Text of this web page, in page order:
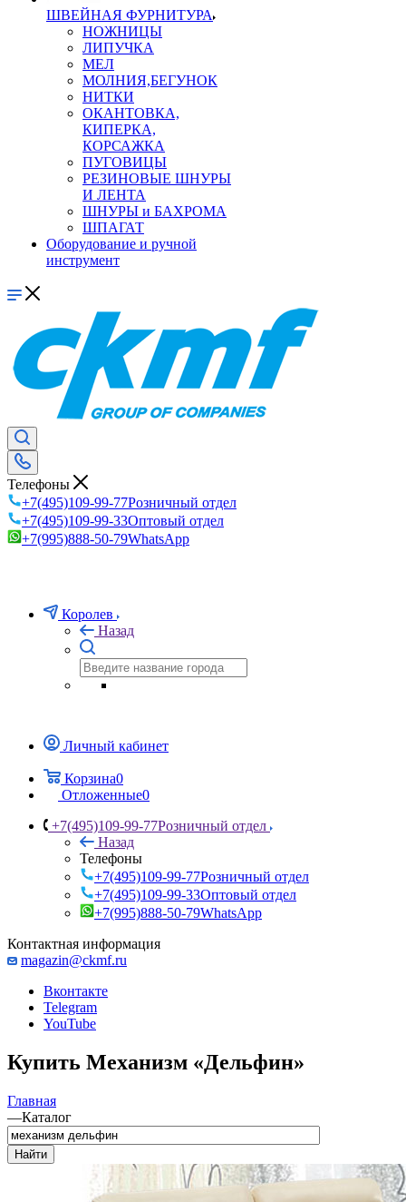
ШВЕЙНАЯ ФУРНИТУРА
НОЖНИЦЫ
ЛИПУЧКА
МЕЛ
МОЛНИЯ,БЕГУНОК
НИТКИ
ОКАНТОВКА,
КИПЕРКА,
КОРСАЖКА
ПУГОВИЦЫ
РЕЗИНОВЫЕ ШНУРЫ
И ЛЕНТА
ШНУРЫ и БАХРОМА
ШПАГАТ
Оборудование и ручной
инструмент
Телефоны
+7(495)109-99-77Розничный отдел
+7(495)109-99-33Оптовый отдел
+7(995)888-50-79WhatsApp
Королев
Назад
Личный кабинет
Корзина0
Отложенные0
+7(495)109-99-77Розничный отдел
Назад
Телефоны
+7(495)109-99-77Розничный отдел
+7(495)109-99-33Оптовый отдел
+7(995)888-50-79WhatsApp
Контактная информация
magazin@ckmf.ru
Вконтакте
Telegram
YouTube
Купить Механизм «Дельфин»
Главная
—Каталог
Найти